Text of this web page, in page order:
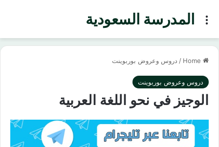
المدرسة السعوديةMenu
/ دروس وعروض بوربوينت
دروس وعروض بوربوينت
الوجيز في نحو اللغة العربية